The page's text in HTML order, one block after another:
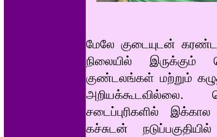
மேலே குடையுடன்
நிலையில்
குண்டலங்கள் மற்றும்
அறியக்கூடவில்லை.
சடைப்புரிகளில் இக்கால
கச்சுடன்